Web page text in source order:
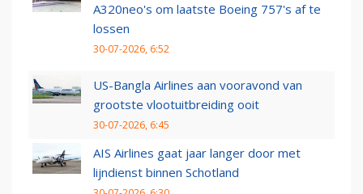
A320neo's om laatste Boeing 757's af te
lossen
30-07-2026, 6:52
US-Bangla Airlines aan vooravond van
grootste vlootuitbreiding ooit
30-07-2026, 6:45
AIS Airlines gaat jaar langer door met
lijndienst binnen Schotland